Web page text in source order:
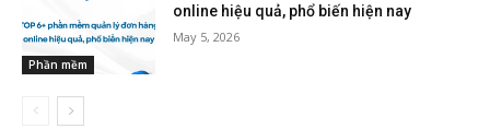
Phần mềm
online hiệu quả, phổ biến hiện nay
May 5, 2026